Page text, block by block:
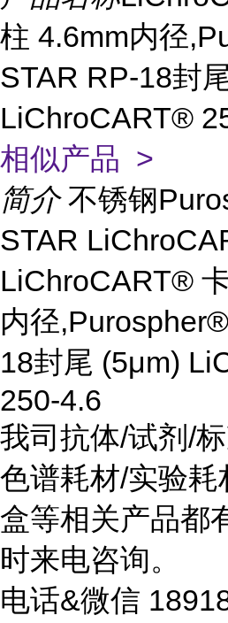
柱 4.6mm内径
STAR RP-18封
LiChroCART®
相似产品 >
简介 不锈钢
STAR
LiChroCART®
内径
18封尾 (5μm)
250-4.6
我司抗体/试剂/
色谱耗材/实验耗
盒等相关产品都
时来电咨询。
电话&微信